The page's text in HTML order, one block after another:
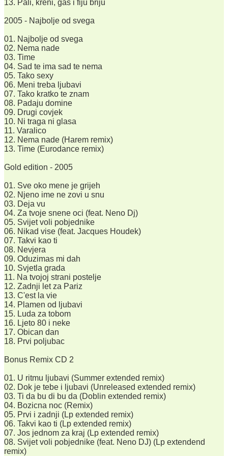
13. Pali, kreni, gas i fiju briju
2005 - Najbolje od svega
01. Najbolje od svega
02. Nema nade
03. Time
04. Sad te ima sad te nema
05. Tako sexy
06. Meni treba ljubavi
07. Tako kratko te znam
08. Padaju domine
09. Drugi covjek
10. Ni traga ni glasa
11. Varalico
12. Nema nade (Harem remix)
13. Time (Eurodance remix)
Gold edition - 2005
01. Sve oko mene je grijeh
02. Njeno ime ne zovi u snu
03. Deja vu
04. Za tvoje snene oci (feat. Neno Dj)
05. Svijet voli pobjednike
06. Nikad vise (feat. Jacques Houdek)
07. Takvi kao ti
08. Nevjera
09. Oduzimas mi dah
10. Svjetla grada
11. Na tvojoj strani postelje
12. Zadnji let za Pariz
13. C'est la vie
14. Plamen od ljubavi
15. Luda za tobom
16. Ljeto 80 i neke
17. Obican dan
18. Prvi poljubac
Bonus Remix CD 2
01. U ritmu ljubavi (Summer extended remix)
02. Dok je tebe i ljubavi (Unreleased extended remix)
03. Ti da bu di bu da (Doblin extended remix)
04. Bozicna noc (Remix)
05. Prvi i zadnji (Lp extended remix)
06. Takvi kao ti (Lp extended remix)
07. Jos jednom za kraj (Lp extended remix)
08. Svijet voli pobjednike (feat. Neno DJ) (Lp extendend
remix)